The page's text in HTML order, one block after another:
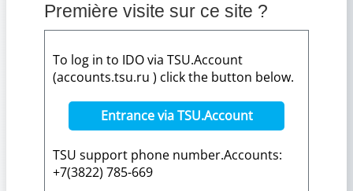
Première visite sur ce site ?
To log in to IDO via TSU.Account
(accounts.tsu.ru ) click the button below.
Entrance via TSU.Account
TSU support phone number.Accounts:
+7(3822) 785-669